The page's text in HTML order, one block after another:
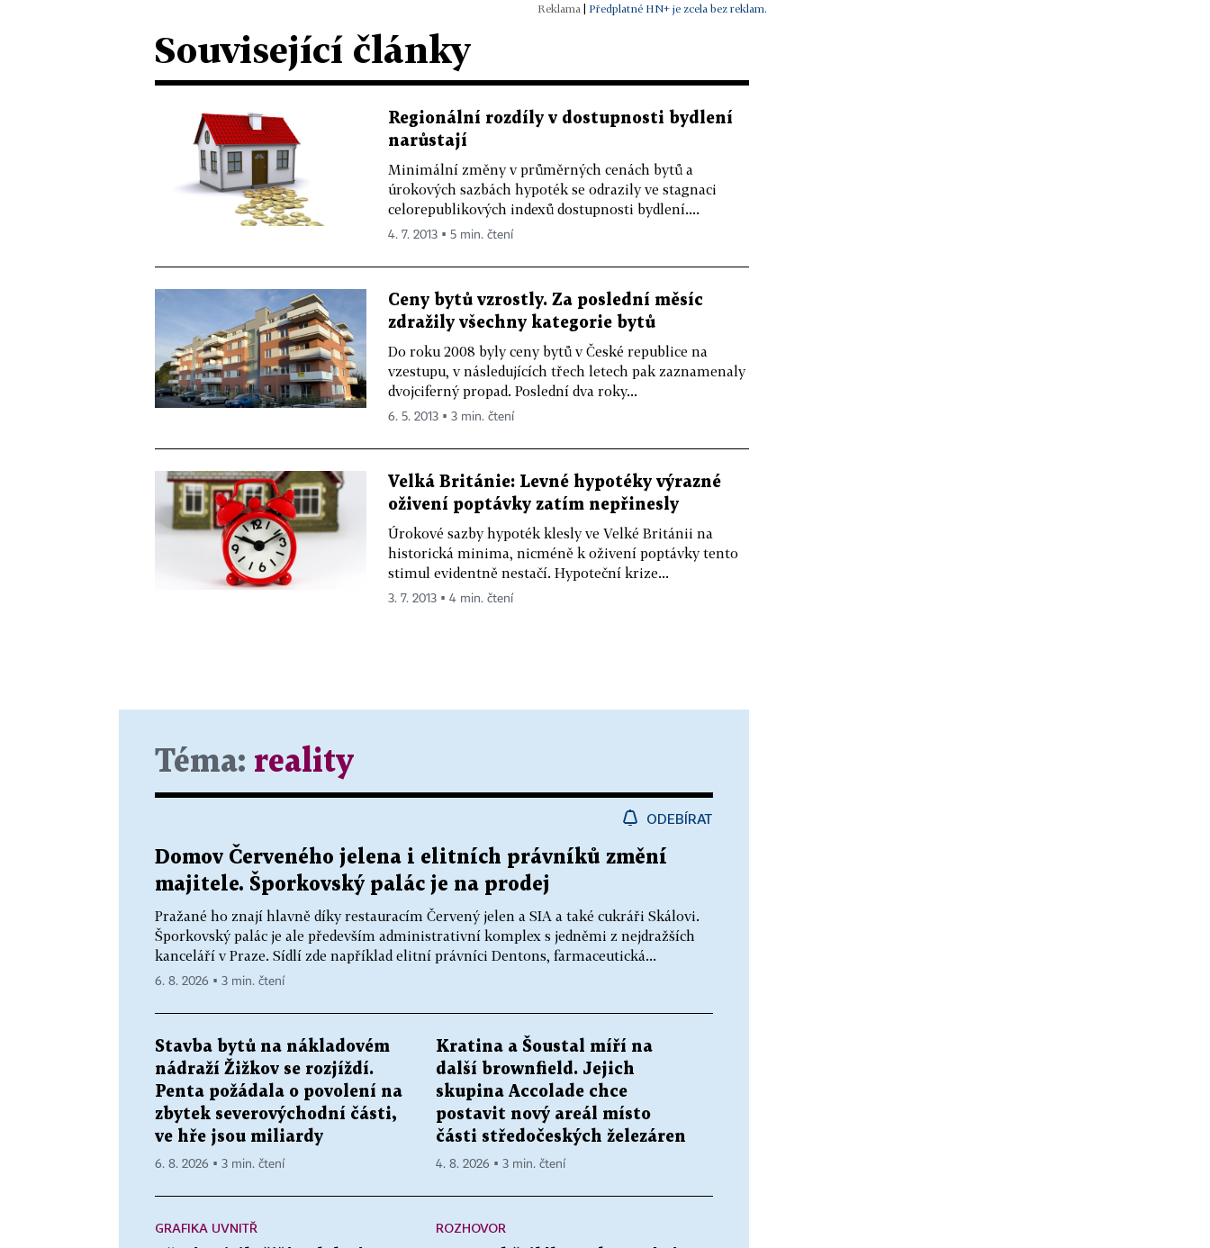
| Předplatné HN+ je zcela bez reklam.
Související články
Regionální rozdíly v dostupnosti bydlení
narůstají
Minimální změny v průměrných cenách bytů a
úrokových sazbách hypoték se odrazily ve stagnaci
celorepublikových indexů dostupnosti bydlení....
4. 7. 2013 ▪ 5 min. čtení
Ceny bytů vzrostly. Za poslední měsíc
zdražily všechny kategorie bytů
Do roku 2008 byly ceny bytů v České republice na
vzestupu, v následujících třech letech pak zaznamenaly
dvojciferný propad. Poslední dva roky...
6. 5. 2013 ▪ 3 min. čtení
Velká Británie: Levné hypotéky výrazné
oživení poptávky zatím nepřinesly
Úrokové sazby hypoték klesly ve Velké Británii na
historická minima, nicméně k oživení poptávky tento
stimul evidentně nestačí. Hypoteční krize...
3. 7. 2013 ▪ 4 min. čtení
Téma: reality
ODEBÍRAT
Domov Červeného jelena i elitních právníků změní
majitele. Šporkovský palác je na prodej
Pražané ho znají hlavně díky restauracím Červený jelen a SIA a také cukráři Skálovi.
Šporkovský palác je ale především administrativní komplex s jedněmi z nejdražších
kanceláří v Praze. Sídlí zde například elitní právníci Dentons, farmaceutická...
6. 8. 2026 ▪ 3 min. čtení
Stavba bytů na nákladovém
nádraží Žižkov se rozjíždí.
Penta požádala o povolení na
zbytek severovýchodní části,
ve hře jsou miliardy
6. 8. 2026 ▪ 3 min. čtení
Kratina a Šoustal míří na
další brownfield. Jejich
skupina Accolade chce
postavit nový areál místo
části středočeských železáren
4. 8. 2026 ▪ 3 min. čtení
GRAFIKA UVNITŘ
ROZHOVOR